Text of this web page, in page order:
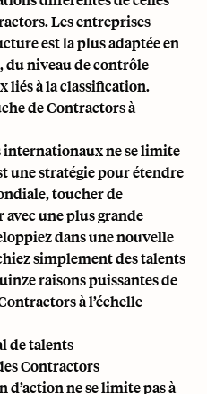
Les entreprises
est la plus adaptée en
niveau de contrôle
liés à la classification.
de Contractors à
internationaux ne se limite
une stratégie pour étendre
toucher de
une plus grande
dans une nouvelle
simplement des talents
raisons puissantes de
à l’échelle
de talents
Contractors
ne se limite pas à